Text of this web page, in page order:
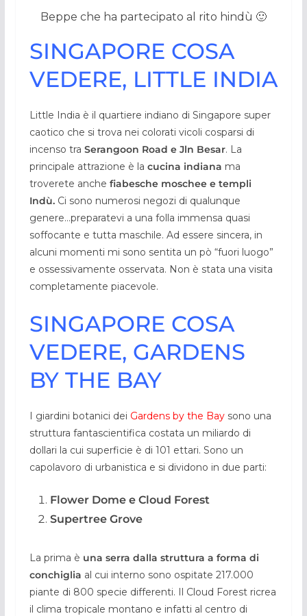
Beppe che ha partecipato al rito hindù 🙂
SINGAPORE COSA
VEDERE, LITTLE INDIA
Little India è il quartiere indiano di Singapore super
caotico che si trova nei colorati vicoli cosparsi di
incenso tra Serangoon Road e Jln Besar. La
principale attrazione è la cucina indiana ma
troverete anche fiabesche moschee e templi
Indù. Ci sono numerosi negozi di qualunque
genere…preparatevi a una folla immensa quasi
soffocante e tutta maschile. Ad essere sincera, in
alcuni momenti mi sono sentita un pò “fuori luogo”
e ossessivamente osservata. Non è stata una visita
completamente piacevole.
SINGAPORE COSA
VEDERE, GARDENS
BY THE BAY
I giardini botanici dei Gardens by the Baysono una
struttura fantascientifica costata un miliardo di
dollari la cui superficie è di 101 ettari. Sono un
capolavoro di urbanistica e si dividono in due parti:
Flower Dome e Cloud Forest
Supertree Grove
La prima è una serra dalla struttura a forma di
conchiglia al cui interno sono ospitate 217.000
piante di 800 specie differenti. Il Cloud Forest ricrea
il clima tropicale montano e infatti al centro di